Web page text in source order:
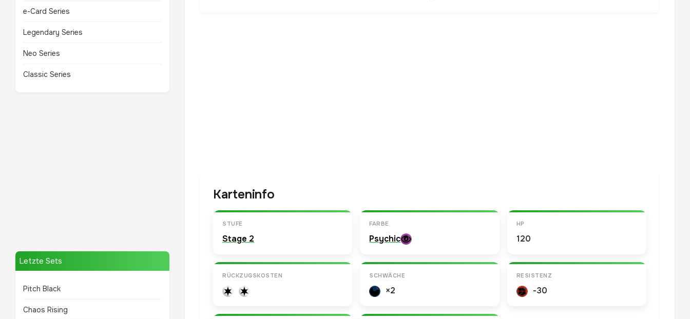
e-Card Series
Legendary Series
Neo Series
Classic Series
Letzte Sets
Pitch Black
Chaos Rising
Karteninfo
STUFE
Stage 2
FARBE
Psychic
HP
120
RÜCKZUGSKOSTEN SCHWÄCHE
×2
RESISTENZ
-30